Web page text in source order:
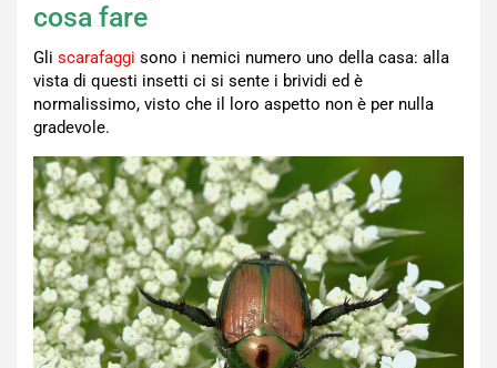
cosa fare
Gli scarafaggi sono i nemici numero uno della casa: alla
vista di questi insetti ci si sente i brividi ed è
normalissimo, visto che il loro aspetto non è per nulla
gradevole.